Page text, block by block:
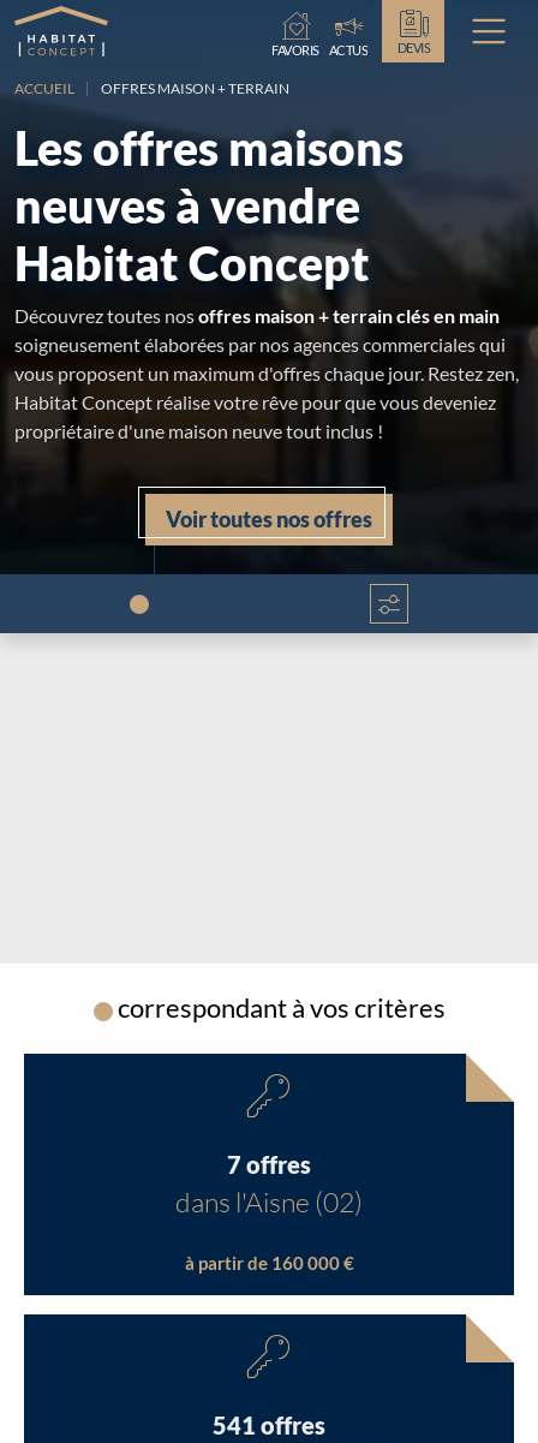
Chargement...
FAVORIS
ACTUS DEVIS
ACCUEIL OFFRES MAISON + TERRAIN
Les offres maisons
neuves à vendre
Habitat Concept
Découvrez toutes nosoffres maison + terrain clés en main
soigneusement élaborées par nos agences commerciales qui
vous proposent un maximum d'offres chaque jour. Restez zen,
Habitat Concept réalise votre rêve pour que vous deveniez
propriétaire d'une maison neuve tout inclus !
Voir toutes nos offres
Chargement...
Chargement...
correspondant à vos critères
7 offres
dans l'Aisne (02)
à partir de 160 000 €
541 offres